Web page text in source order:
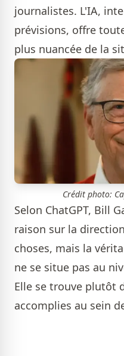
journalistes. L'IA,
prévisions, offre
plus nuancée de la
Crédit photo:
Selon ChatGPT, Bill
raison sur la
choses, mais la
ne se situe pas au
Elle se trouve plutôt
accomplies au sein